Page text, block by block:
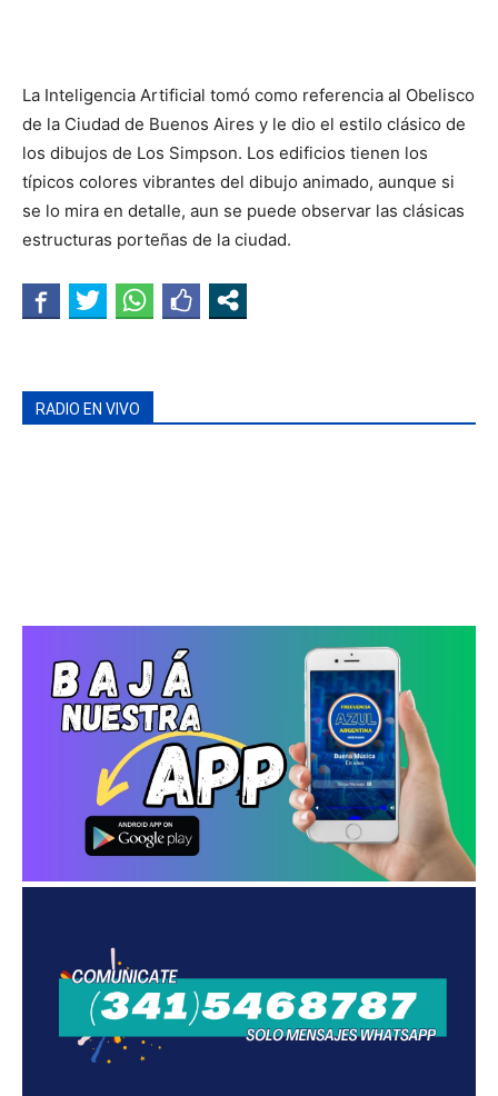
La Inteligencia Artificial tomó como referencia al Obelisco
de la Ciudad de Buenos Aires y le dio el estilo clásico de
los dibujos de Los Simpson. Los edificios tienen los
típicos colores vibrantes del dibujo animado, aunque si
se lo mira en detalle, aun se puede observar las clásicas
estructuras porteñas de la ciudad.
RADIO EN VIVO